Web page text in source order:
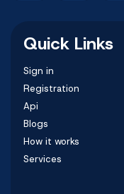
Quick Links
Sign in
Registration
Api
Blogs
How it works
Services